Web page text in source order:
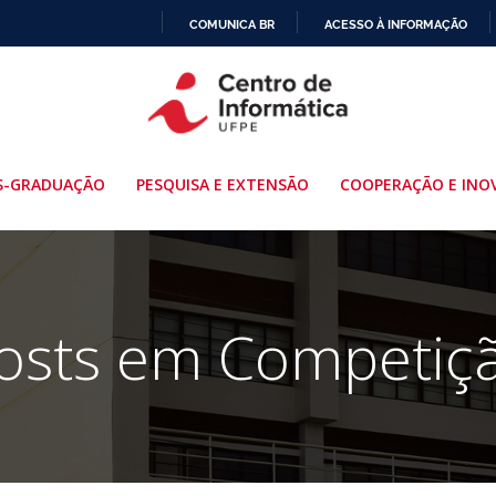
PARA
O
COMUNICA BR ACESSO À INFORMAÇÃO
GRADUAÇÃO PESQUISA E EXTENSÃO COOPERAÇÃO E
em